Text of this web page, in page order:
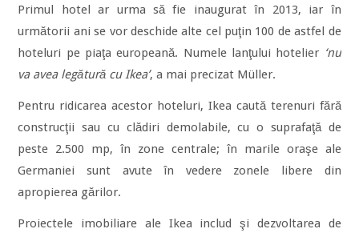
Primul hotel ar urma să fie inaugurat în 2013, iar în
următorii ani se vor deschide alte cel puţin 100 de astfel de
hoteluri pe piaţa europeană. Numele lanţului hotelier ‘nu
va avea legătură cu Ikea’, a mai precizat Müller.
Pentru ridicarea acestor hoteluri, Ikea caută terenuri fără
construcţii sau cu clădiri demolabile, cu o suprafaţă de
peste 2.500 mp, în zone centrale; în marile oraşe ale
Germaniei sunt avute în vedere zonele libere din
apropierea gărilor.
Proiectele imobiliare ale Ikea includ şi dezvoltarea de